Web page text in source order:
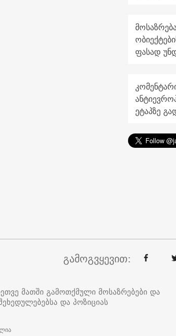
ფასად
ეტაპზე
გამოგვყევით:
მათში გამოთქმული მოსაზრებები და
და პოზიციას